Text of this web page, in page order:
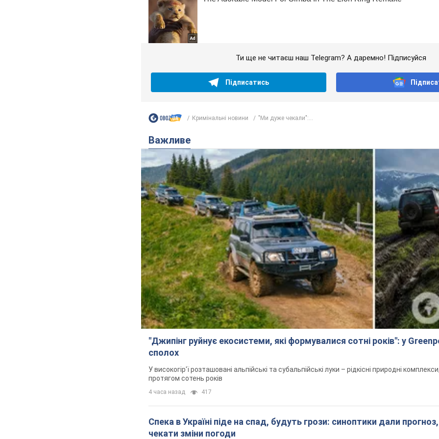
Ти ще не читаєш наш Telegram? А даремно! Підписуйся
Підписатись
Кримінальні новини "Ми дуже чекали":...
Важливе
"Джипінг руйнує екосистеми, які формувалися сотні років": у
сполох
У високогір'ї розташовані альпійські та субальпійські луки – рідкісні природні
протягом сотень років
4 часа назад 417
Спека в Україні піде на спад, будуть грози: синоптики дали
чекати зміни погоди